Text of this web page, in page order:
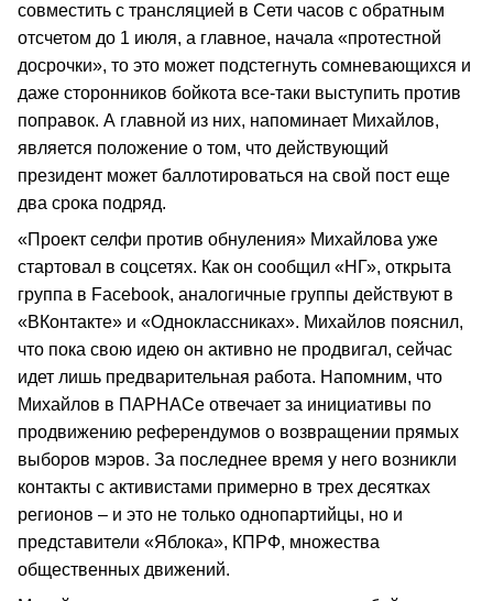
совместить с трансляцией в Сети часов с обратным
отсчетом до 1 июля, а главное, начала «протестной
досрочки», то это может подстегнуть сомневающихся и
даже сторонников бойкота все-таки выступить против
поправок. А главной из них, напоминает Михайлов,
является положение о том, что действующий
президент может баллотироваться на свой пост еще
два срока подряд.
«Проект селфи против обнуления» Михайлова уже
стартовал в соцсетях. Как он сообщил «НГ», открыта
группа в Facebook, аналогичные группы действуют в
«ВКонтакте» и «Одноклассниках». Михайлов пояснил,
что пока свою идею он активно не продвигал, сейчас
идет лишь предварительная работа. Напомним, что
Михайлов в ПАРНАСе отвечает за инициативы по
продвижению референдумов о возвращении прямых
выборов мэров. За последнее время у него возникли
контакты с активистами примерно в трех десятках
регионов – и это не только однопартийцы, но и
представители «Яблока», КПРФ, множества
общественных движений.